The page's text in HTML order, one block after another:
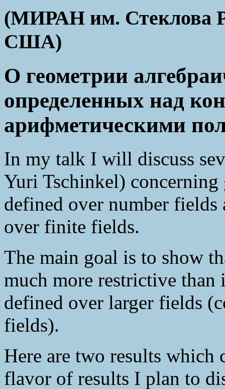
(МИРАН им. Стеклова
США)
О геометрии
определенных над
арифметическими
In my talk I will discuss
Yuri Tschinkel)
defined over number fields
over finite fields.
The main goal is to show
much more restrictive
defined over larger fields
fields).
Here are two results which
flavor of results I plan to